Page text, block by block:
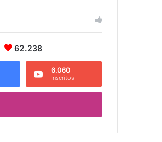
62.238
6.060
Inscritos